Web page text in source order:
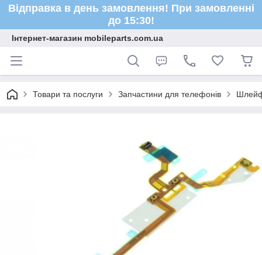
Відправка в день замовлення! При замовленні
до 15:30!
Інтернет-магазин mobileparts.com.ua
Товари та послуги Запчастини для телефонів